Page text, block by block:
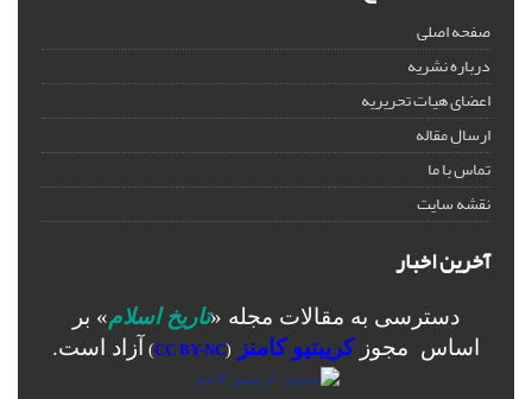
صفحه اصلی
درباره نشریه
اعضای هیات تحریریه
ارسال مقاله
تماس با ما
نقشه سایت
آخرین اخبار
دسترسی به مقالات مجله «تاریخ اسلام» بر
اساس مجوزکرییتیو کامنز (
CC BY-NC
) آزاد است.